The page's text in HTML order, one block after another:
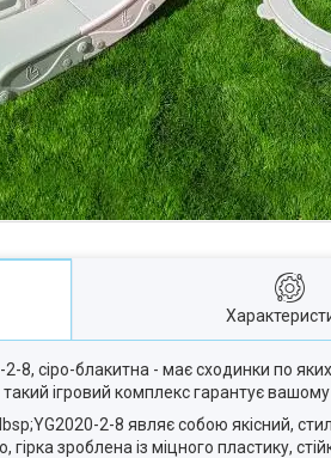
2-8, сіро-блакитна - має сходинки по
ігровий комплекс гарантує
2-8 являє собою якісний,
гірка зроблена із міцного пластику,